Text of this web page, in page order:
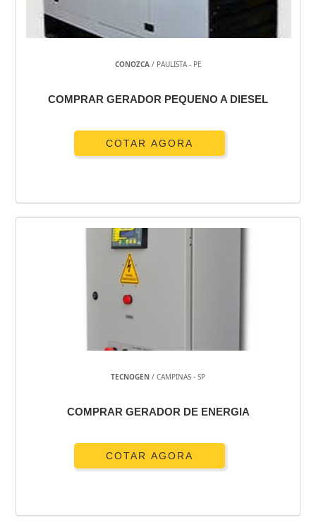
CONOZCA/ PAULISTA - PE
COMPRAR GERADOR PEQUENO A DIESEL
COTAR AGORA
TECNOGEN / CAMPINAS - SP
COMPRAR GERADOR DE ENERGIA
COTAR AGORA